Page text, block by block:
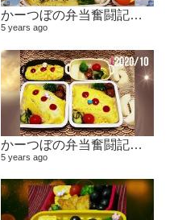
かーつぼの弁当奮闘記その5 【２０２１年２月～３月】
5 years ago
かーつぼの弁当奮闘記その３ 【２０２０年８・９月～１０月】
5 years ago